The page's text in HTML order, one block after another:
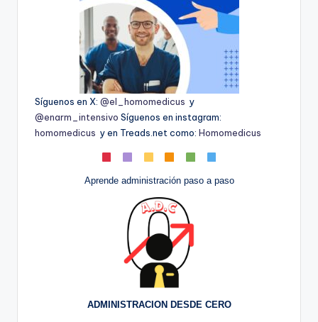
Síguenos en X: @el_homomedicus y
@enarm_intensivo Síguenos en instagram:
homomedicus y en Treads.net como: Homomedicus
Aprende administración paso a paso
ADMINISTRACION DESDE CERO